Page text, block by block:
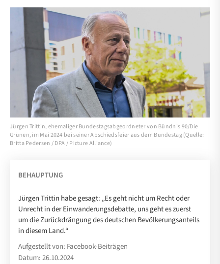
Jürgen Trittin, ehemaliger Bundestagsabgeordneter von Bündnis 90/Die
Grünen, im Mai 2024 bei seiner Abschiedsfeier aus dem Bundestag (Quelle:
Britta Pedersen / DPA / Picture Alliance)
BEHAUPTUNG
Jürgen Trittin habe gesagt: „Es geht nicht um Recht oder
Unrecht in der Einwanderungsdebatte, uns geht es zuerst
um die Zurückdrängung des deutschen Bevölkerungsanteils
in diesem Land.“
Aufgestellt von: Facebook-Beiträgen
Datum: 26.10.2024